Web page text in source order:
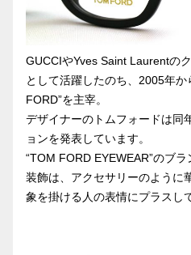
GUCCIやYves Saint Laurentの
として活躍したのち、2005年か
FORD”を主宰。
デザイナーのトムフォードは同
ョンを発表しています。
“TOM FORD EYEWEAR”のブ
装飾は、アクセサリーのように
象を掛ける人の表情にプラスし